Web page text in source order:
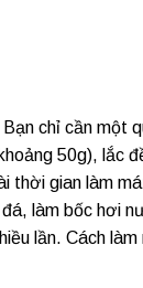
chỉ cần một
50g), lắc
thời gian làm
làm bốc hơi
lần. Cách